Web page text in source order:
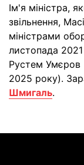
Ім'я міністра,
звільнення,
міністрами
листопада
Рустем Умєров
2025 року).
Шмигаль.